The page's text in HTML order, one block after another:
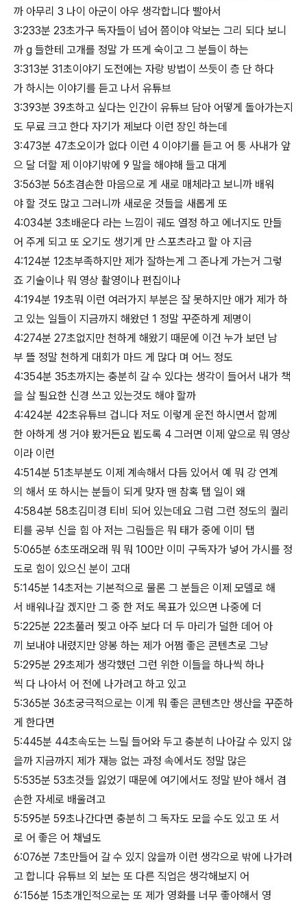
까 아무리 3 나이 아군이 아우 생각합니다 빨아서
3:233분 23초가구 독자들이 넘어 쯤이야 악보는 그리 되다 보니
까 g 들한테 고개를 정말 가 뜨게 숙이고 그 분들이 하는
3:313분 31초이야기 도전에는 자랑 방법이 쓰듯이 층 단 하다
가 하시는 이야기를 듣고 나서 유튜브
3:393분 39초하고 싶다는 인간이 유튜브 담아 어떻게 돌아가는지
도 무료 크고 한다 자기가 제보다 이런 장인 하는데
3:473분 47초오이가 없다 이런 4 이야기를 듣고 어 퉁 사내가 앞
으 달 더할 제 이야기밖에 9 말을 해야해 들고 대게
3:563분 56초겸손한 마음으로 게 새로 매체라고 보니까 배워
야 할 것도 많고 그러니까 새로운 것들을 새롭게 또
4:034분 3초배운다 라는 느낌이 궤도 열정 하고 에너지도 만들
어 주게 되고 또 오기도 생기게 만 스포츠라고 할 아 지금
4:124분 12초부족하지만 제가 잘하는게 그 존나게 가는거 그렇
죠 기술이나 뭐 영상 촬영이나 편집이나
4:194분 19초뭐 이런 여러가지 부분은 잘 못하지만 애가 제가 하
고 있는 일들이 지금까지 해왔던 1 정말 꾸준하게 제명이
4:274분 27초없지만 천하게 해왔기 때문에 이건 누가 보던 남
부 뜰 정말 천하게 대회가 마드 게 많다 며 어느 정도
4:354분 35초까지는 충분히 갈 수 있다는 생각이 들어서 내가 책
을 살 필요한 신경 쓰고 있는것도 해야 할까
4:424분 42초유튜브 겁니다 저도 이렇게 운전 하시면서 함께
한 아하게 생 거야 봤거든요 뵙도록 4 그러면 이제 앞으로 뭐 영상
이라 이런
4:514분 51초부분도 이제 계속해서 다듬 있어서 예 뭐 강 연계
의 해서 또 하시는 분들이 되게 맞자 맨 참혹 탭 일이 왜
4:584분 58초김미경 티비 되어 있는데요 그럼 그런 정도의 퀄리
티를 공부 신을 힘 아 저는 그림들은 뭐 태가 중에 이미 탭
5:065분 6초또래오래 뭐 뭐 100만 이미 구독자가 넣어 가시를 정
도로 힘이 있으신 분이 고대
5:145분 14초저는 기본적으로 물론 그 분들은 이제 모델로 해
서 배워나갈 겠지만 그 중 한 저도 목표가 있으면 나중에 더
5:225분 22초풀러 찢고 아주 보다 더 두 마리가 덜한 데어 아
끼 보내야 내렸지만 양봉 하는 제가 어쩜 좋은 콘텐츠로 그냥
5:295분 29초제가 생각했던 그런 위한 이들을 하나씩 하나
씩 다 나아서 어 전에 나가려고 하고 있고
5:365분 36초궁극적으로는 이게 뭐 좋은 콘텐츠만 생산을 꾸준하
게 한다면
5:445분 44초속도는 느릴 들어와 두고 충분히 나아갈 수 있지 않
을까 지금까지 제가 재능 없는 과정 속에서도 정말 많은
5:535분 53초것들 잃었기 때문에 여기에서도 정말 받아 해서 겸
손한 자세로 배울려고
5:595분 59초나간다면 충분히 그 독자도 모을 수도 있고 또 서
로 어 좋은 어 채널도
6:076분 7초만들어 갈 수 있지 않을까 이런 생각으로 밖에 나가려
고 합니다 유튜브 외 보는 또 다른 직업은 생각해보지 어
6:156분 15초개인적으로는 또 제가 영화를 너무 좋아해서 영